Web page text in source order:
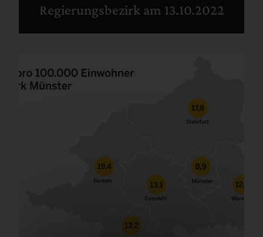
Regierungsbezirk am 13.10.2022